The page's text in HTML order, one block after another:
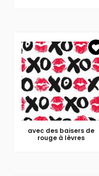
avec des baisers de
rouge à lèvres